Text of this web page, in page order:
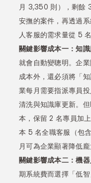
月 3,350 則），剩餘
安撫的案件，再透過
人客服的需求量從 5
關鍵影響成本一：知
就會自動變聰明。企
成本外，還必須將「
業每月需要指派專員
清洗與知識庫更新。
本，保留 2 名專員加
本 5 名全職客服（包
月可為企業顯著降低龐
關鍵影響成本二：機
期系統費而選擇「低